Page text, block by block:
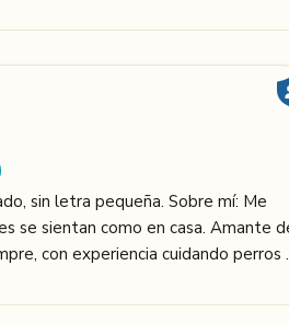
pequeña. Sobre mí: Me
se sientan como en casa. Amante
con experiencia cuidando perros